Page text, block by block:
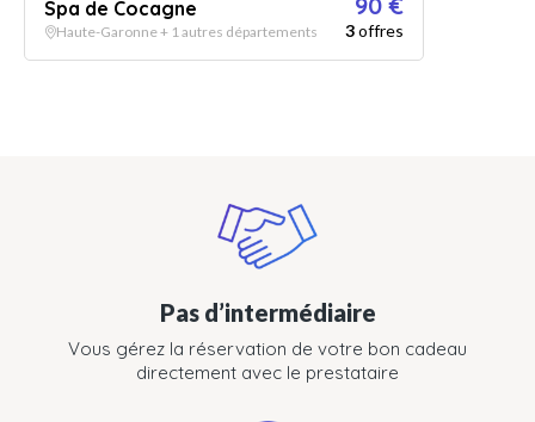
Spa de Cocagne
Haute-Garonne + 1 autres départements 3offres
Pas d’intermédiaire
Vous gérez la réservation de votre bon cadeau
directement avec le prestataire